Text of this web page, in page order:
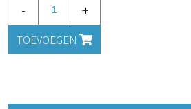
- +
TOEVOEGEN